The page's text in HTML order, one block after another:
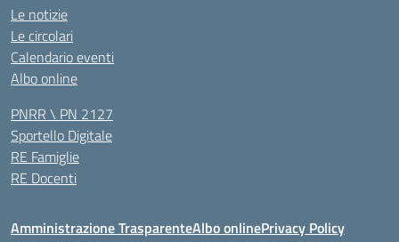
Le notizie
Le circolari
Calendario eventi
Albo online
PNRR \ PN 2127
Sportello Digitale
RE Famiglie
RE Docenti
Amministrazione TrasparenteAlbo onlinePrivacy Policy